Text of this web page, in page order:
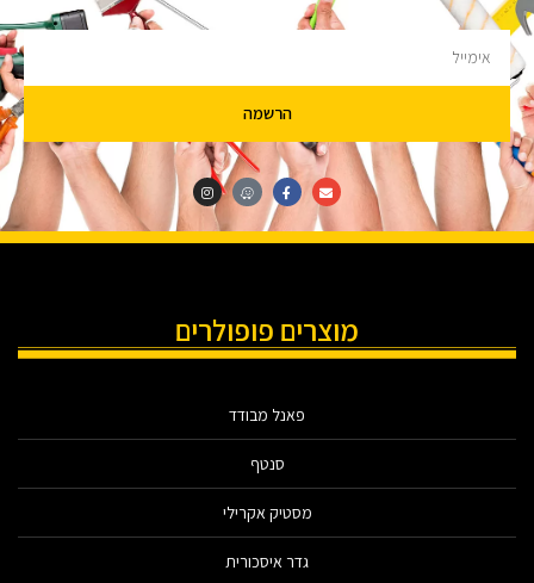
הרשמה
מוצרים פופולרים
פאנל מבודד
סנטף
מסטיק אקרילי
גדר איסכורית